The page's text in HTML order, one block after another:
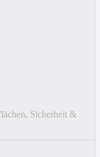
Sicherheit &